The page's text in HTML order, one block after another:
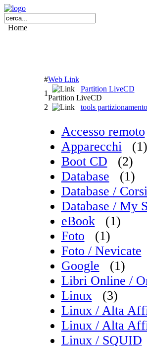
Home
#Web Link
1
Partition LiveCD
Partition LiveCD
2
tools
Accesso remoto
Apparecchi
(1)
Boot CD
(2)
Database
(1)
Database / Corsi
Database / My
eBook
(1)
Foto
(1)
Foto / Nevicate
Google
(1)
Libri Online /
Linux
(3)
Linux / Alta
Linux / Alta
Linux / SQUID